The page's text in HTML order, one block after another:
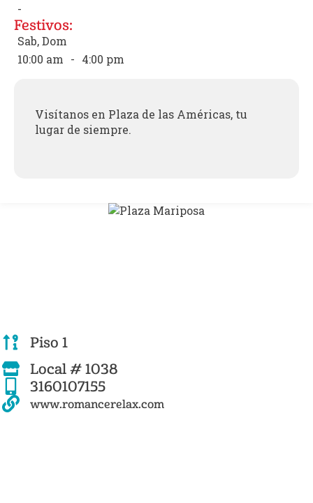
-
Festivos:
Sab, Dom
10:00 am - 4:00 pm
Visítanos en Plaza de las Américas, tu
lugar de siempre.
Piso 1
Local # 1038
3160107155
www.romancerelax.com